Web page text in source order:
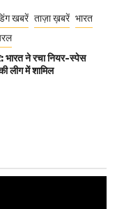
खबरें ताज़ा ख़बरें भारत
भारत ने रचा नियर-स्पेस
लीग में शामिल